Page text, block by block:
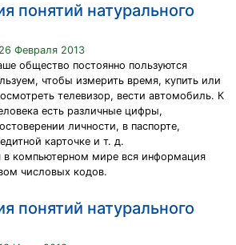
понятий натурального
Февраля 2013
общество постоянно пользуются
чтобы измерить время, купить или
телевизор, вести автомобиль. К
есть различные цифры,
личности, в паспорте,
карточке и т. д.
в компьютерном мире вся информация
числовых кодов.
понятий натурального